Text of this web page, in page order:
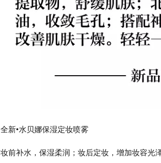
全新•水贝娜保湿定妆喷雾
妆前补水，保湿柔润；妆后定妆，增加妆容光